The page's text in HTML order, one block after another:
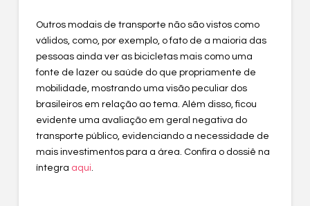
Outros modais de transporte não são vistos como
válidos, como, por exemplo, o fato de a maioria das
pessoas ainda ver as bicicletas mais como uma
fonte de lazer ou saúde do que propriamente de
mobilidade, mostrando uma visão peculiar dos
brasileiros em relação ao tema. Além disso, ficou
evidente uma avaliação em geral negativa do
transporte público, evidenciando a necessidade de
mais investimentos para a área. Confira o dossiê na
íntegra aqui.